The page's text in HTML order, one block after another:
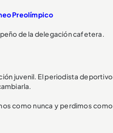
Preolímpico
de la delegación cafetera.
juvenil. El periodista deportivo
como nunca y perdimos como